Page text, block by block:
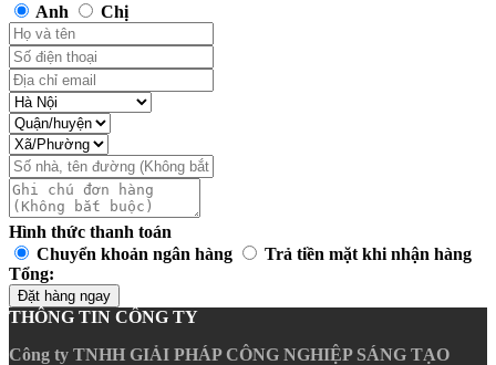
Anh
Chị
Hình thức thanh toán
Chuyển khoản ngân hàng
Trả tiền mặt khi nhận hàng
Tổng:
Đặt hàng ngay
THÔNG TIN CÔNG TY
Công ty TNHH GIẢI PHÁP CÔNG NGHIỆP SÁNG TẠO